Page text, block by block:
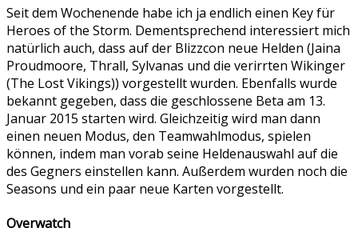
Seit dem Wochenende habe ich ja endlich einen Key für
Heroes of the Storm. Dementsprechend interessiert mich
natürlich auch, dass auf der Blizzcon neue Helden (Jaina
Proudmoore, Thrall, Sylvanas und die verirrten Wikinger
(The Lost Vikings)) vorgestellt wurden. Ebenfalls wurde
bekannt gegeben, dass die geschlossene Beta am 13.
Januar 2015 starten wird. Gleichzeitig wird man dann
einen neuen Modus, den Teamwahlmodus, spielen
können, indem man vorab seine Heldenauswahl auf die
des Gegners einstellen kann. Außerdem wurden noch die
Seasons und ein paar neue Karten vorgestellt.
Overwatch